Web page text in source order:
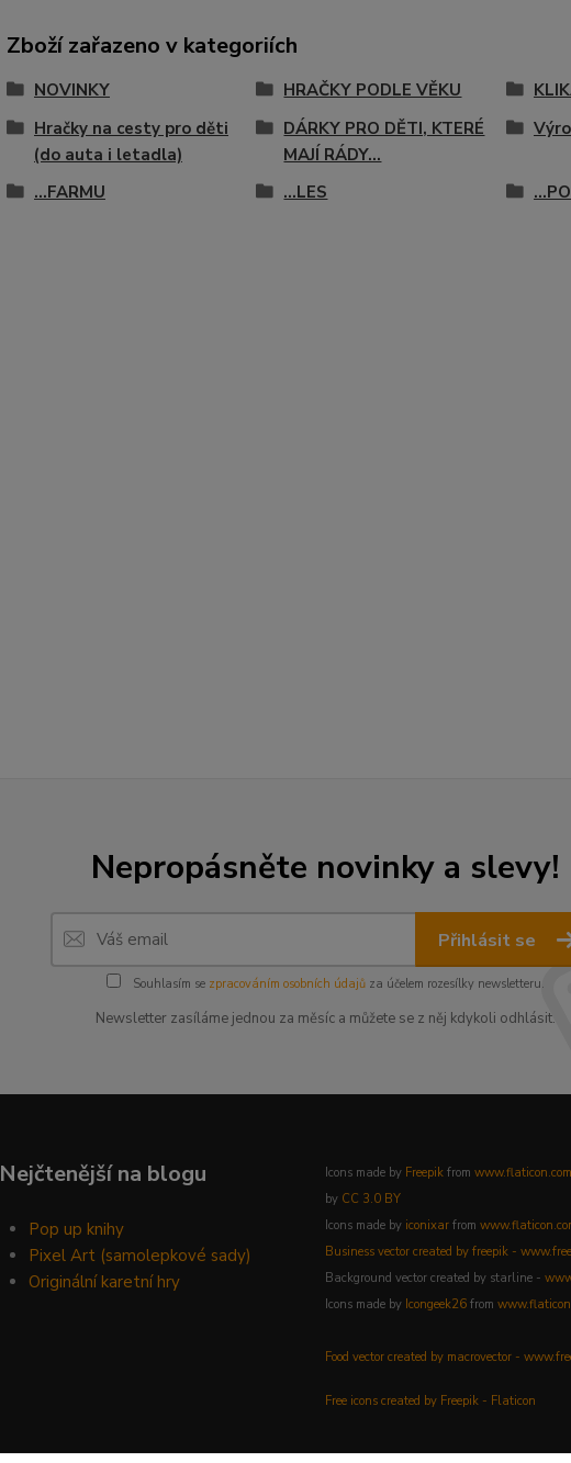
Zboží zařazeno v kategoriích
NOVINKY HRAČKY PODLE VĚKU
Hračky na cesty pro děti
(do auta i letadla)
DÁRKY PRO DĚTI, KTERÉ
MAJÍ RÁDY...
...FARMU ...LES
Nepropásněte novinky a slevy!
Přihlásit se
Souhlasím se zpracováním osobních údajůza účelem rozesílky newsletteru.
Newsletter zasíláme jednou za měsíc a můžete se z něj kdykoli odhlásit.
Nejčtenější na blogu
Pop up knihy
Pixel Art (samolepkové sady)
Originální karetní hry
Icons made by Freepik from www.flaticon.com
by CC 3.0 BY
Icons made by iconixar from
Business vector created by freepik -
Background vector created by starline -
Icons made by Icongeek26 from
Food vector created by macrovector -
Free icons created by Freepik - Flaticon